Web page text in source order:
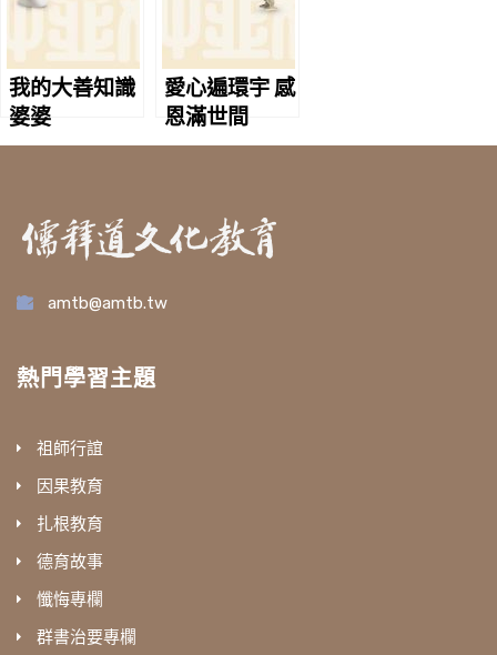
我的大善知識
婆婆
愛心遍環宇 感
恩滿世間
amtb@amtb.tw
熱門學習主題
祖師行誼
因果教育
扎根教育
德育故事
懺悔專欄
群書治要專欄